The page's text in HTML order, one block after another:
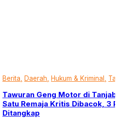
Berita Daerah Hukum & Kriminal
Tawuran Geng Motor di Tanjab
Satu Remaja Kritis Dibacok, 3
Ditangkap